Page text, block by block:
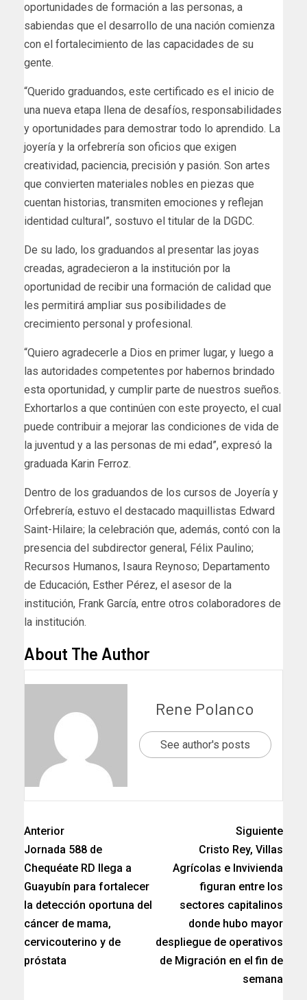
oportunidades de formación a las personas, a
sabiendas que el desarrollo de una nación comienza
con el fortalecimiento de las capacidades de su
gente.
“Querido graduandos, este certificado es el inicio de
una nueva etapa llena de desafíos, responsabilidades
y oportunidades para demostrar todo lo aprendido. La
joyería y la orfebrería son oficios que exigen
creatividad, paciencia, precisión y pasión. Son artes
que convierten materiales nobles en piezas que
cuentan historias, transmiten emociones y reflejan
identidad cultural”, sostuvo el titular de la DGDC.
De su lado, los graduandos al presentar las joyas
creadas, agradecieron a la institución por la
oportunidad de recibir una formación de calidad que
les permitirá ampliar sus posibilidades de
crecimiento personal y profesional.
“Quiero agradecerle a Dios en primer lugar, y luego a
las autoridades competentes por habernos brindado
esta oportunidad, y cumplir parte de nuestros sueños.
Exhortarlos a que continúen con este proyecto, el cual
puede contribuir a mejorar las condiciones de vida de
la juventud y a las personas de mi edad”, expresó la
graduada Karin Ferroz.
Dentro de los graduandos de los cursos de Joyería y
Orfebrería, estuvo el destacado maquillistas Edward
Saint-Hilaire; la celebración que, además, contó con la
presencia del subdirector general, Félix Paulino;
Recursos Humanos, Isaura Reynoso; Departamento
de Educación, Esther Pérez, el asesor de la
institución, Frank García, entre otros colaboradores de
la institución.
About The Author
Rene Polanco
See author's posts
Anterior
Jornada 588 de
Chequéate RD llega a
Guayubín para fortalecer
la detección oportuna del
cáncer de mama,
cervicouterino y de
próstata
Siguiente
Cristo Rey, Villas
Agrícolas e Invivienda
figuran entre los
sectores capitalinos
donde hubo mayor
despliegue de operativos
de Migración en el fin de
semana